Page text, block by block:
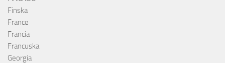
Finska
France
Francia
Francuska
Georgia